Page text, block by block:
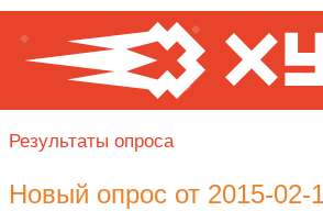
Результаты опроса
Новый опрос от 2015-02-